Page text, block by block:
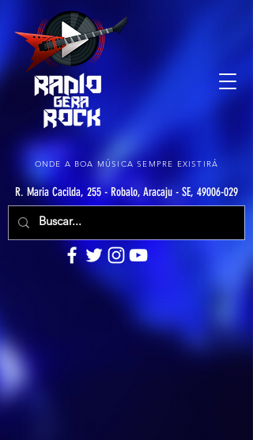
ONDE A BOA MÚSICA SEMPRE EXISTIRÁ
R. Maria Cacilda, 255 - Robalo, Aracaju - SE, 49006-029